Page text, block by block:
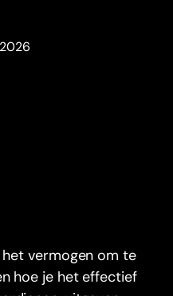
vermogen om te
hoe je het effectief